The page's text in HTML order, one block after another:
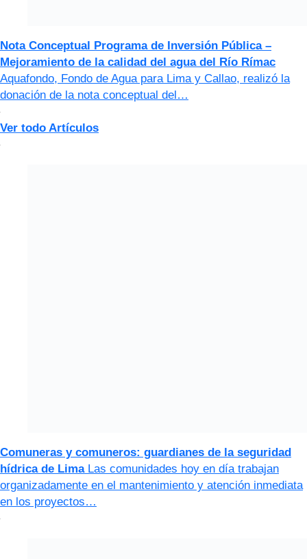
Nota Conceptual Programa de Inversión Pública –
Mejoramiento de la calidad del agua del Río Rímac
Aquafondo, Fondo de Agua para Lima y Callao, realizó la
donación de la nota conceptual del…
Ver todo Artículos
Comuneras y comuneros: guardianes de la seguridad
hídrica de Lima Las comunidades hoy en día trabajan
organizadamente en el mantenimiento y atención inmediata
en los proyectos…